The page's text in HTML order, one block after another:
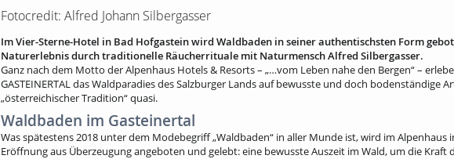
Fotocredit: Alfred Johann Silbergasser
Im Vier-Sterne-Hotel in Bad Hofgastein wird Waldbaden in seiner authentischsten Form
Naturerlebnis durch traditionelle Räucherrituale mit Naturmensch Alfred Silbergasser.
Ganz nach dem Motto der Alpenhaus Hotels & Resorts – „…vom Leben nahe den Bergen“ –
GASTEINERTAL das Waldparadies des Salzburger Lands auf bewusste und doch bodenständige
„österreichischer Tradition“ quasi.
Waldbaden im Gasteinertal
Was spätestens 2018 unter dem Modebegriff „Waldbaden“ in aller Munde ist, wird im Alpenhaus
Eröffnung aus Überzeugung angeboten und gelebt: eine bewusste Auszeit im Wald, um die